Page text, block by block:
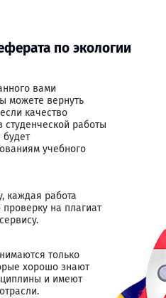
по экологии
вами
можете вернуть
качество
студенческой работы
будет
учебного
каждая работа
на плагиат
только
хорошо знают
и имеют